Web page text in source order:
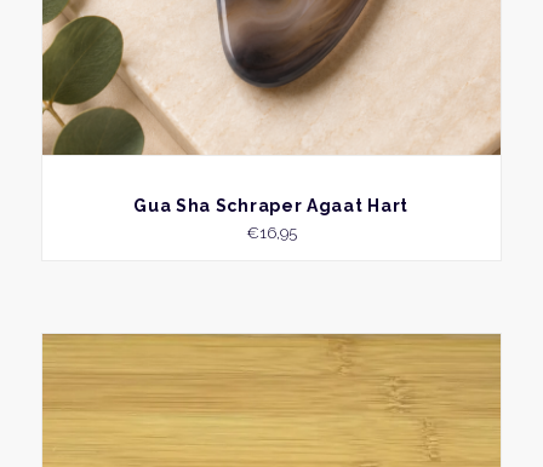
BEKIJK
Gua Sha Schraper Agaat Hart
€16,95